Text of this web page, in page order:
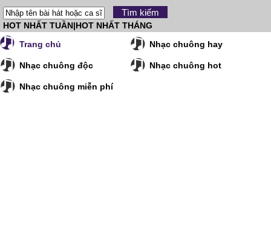
HOT NHẤT TUẦN|HOT NHẤT THÁNG
Trang chủ
Nhạc chuông hay
Nhạc chuông độc Nhạc chuông hot
Nhạc chuông miễn phí